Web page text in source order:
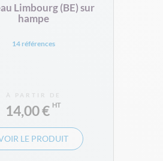
Limbourg (BE) sur
hampe
14 références
À PARTIR DE
14,00 €
LE PRODUIT